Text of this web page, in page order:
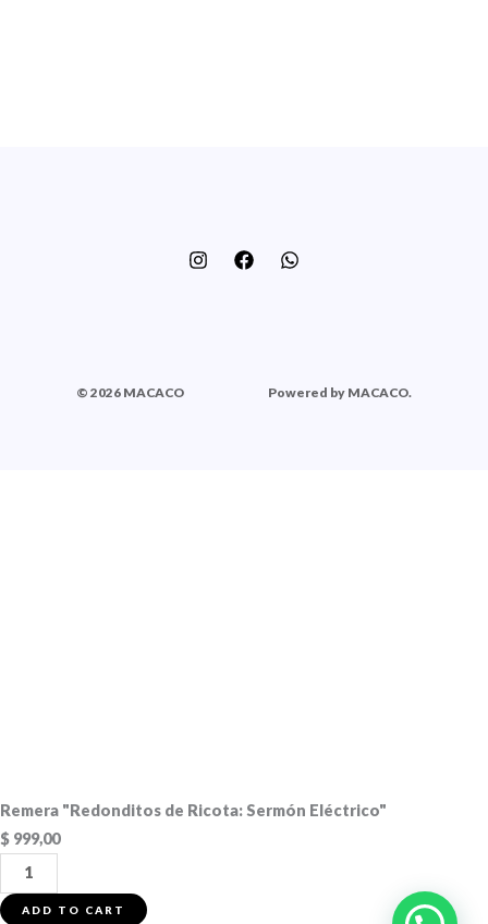
© 2026 MACACO Powered by MACACO.
Remera "Redonditos de Ricota: Sermón Eléctrico"
$ 999,00
Remera
"Redonditos
ADD TO CART